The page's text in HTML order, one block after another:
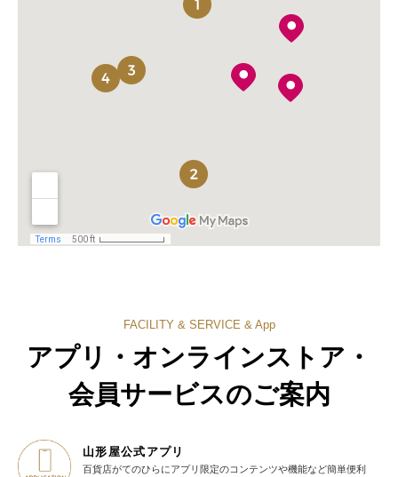
FACILITY & SERVICE & App
アプリ・オンラインストア・
会員サービスのご案内
山形屋公式アプリ
百貨店がてのひらにアプリ限定のコンテンツや機能など簡単便利